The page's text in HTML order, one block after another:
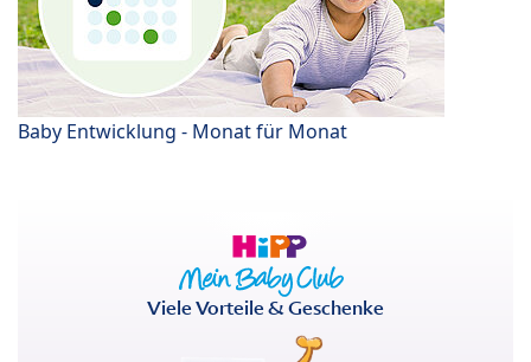
Baby Entwicklung - Monat für Monat
Viele Vorteile & Geschenke